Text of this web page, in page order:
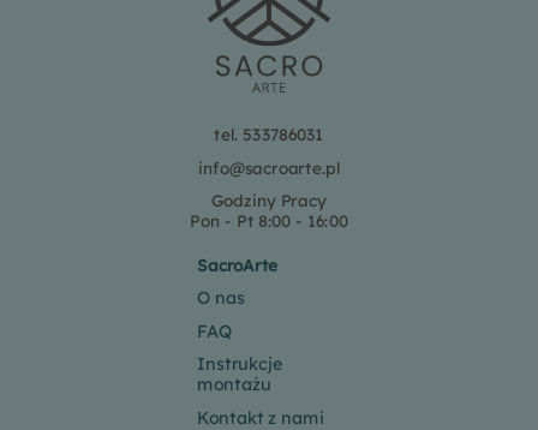
tel. 533786031
info@sacroarte.pl
Godziny Pracy
Pon - Pt 8:00 - 16:00
SacroArte
O nas
FAQ
Instrukcje
montażu
Kontakt z nami